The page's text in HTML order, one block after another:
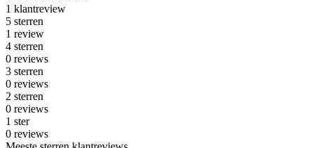
1 klantreview
5 sterren
1 review
4 sterren
0 reviews
3 sterren
0 reviews
2 sterren
0 reviews
1 ster
0 reviews